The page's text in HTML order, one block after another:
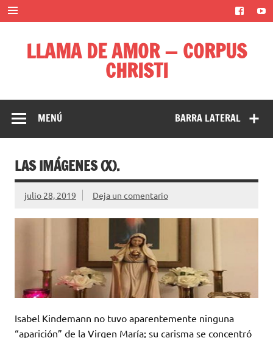
Saltar
contenido
LLAMA DE AMOR — CORPUS
CHRISTI
BARRA LATERAL
MENÚ
LAS IMÁGENES (X).
julio 28, 2019 Deja un comentario
Isabel Kindemann no tuvo aparentemente ninguna
“aparición” de la Virgen María; su carisma se concentró